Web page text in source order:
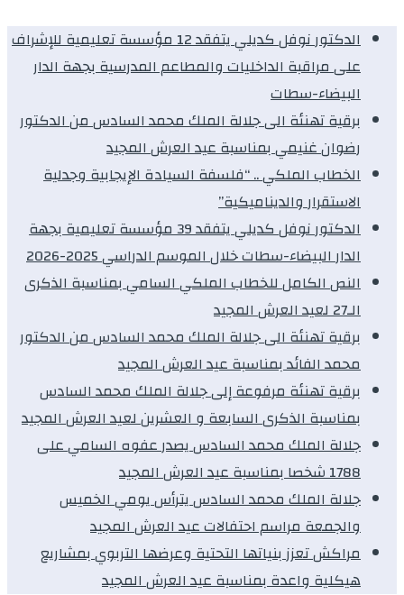
الدكتور نوفل كديلي يتفقد 12 مؤسسة تعليمية للإشراف
على مراقبة الداخليات والمطاعم المدرسية بجهة الدار
البيضاء-سطات
برقية تهنئة الى جلالة الملك محمد السادس من الدكتور
رضوان غنيمي بمناسبة عيد العرش المجيد
الخطاب الملكي .. “فلسفة السيادة الإيجابية وجدلية
الاستقرار والديناميكية”
الدكتور نوفل كديلي يتفقد 39 مؤسسة تعليمية بجهة
الدار البيضاء-سطات خلال الموسم الدراسي 2025-2026
النص الكامل للخطاب الملكي السامي بمناسبة الذكرى
الـ27 لعيد العرش المجيد
برقية تهنئة الى جلالة الملك محمد السادس من الدكتور
محمد الفائد بمناسبة عيد العرش المجيد
برقية تهنئة مرفوعة إلى جلالة الملك محمد السادس
بمناسبة الذكرى السابعة و العشرين لعيد العرش المجيد
جلالة الملك محمد السادس يصدر عفوه السامي على
1788 شخصا بمناسبة عيد العرش المجيد
جلالة الملك محمد السادس يترأس يومي الخميس
والجمعة مراسم احتفالات عيد العرش المجيد
مراكش تعزز بنياتها التحتية وعرضها التربوي بمشاريع
هيكلية واعدة بمناسبة عيد العرش المجيد